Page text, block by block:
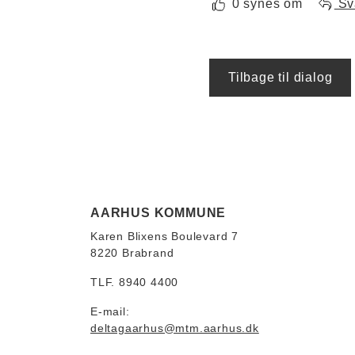
0 synes om
Tilbage til dialog
AARHUS KOMMUNE
Karen Blixens Boulevard 7
8220 Brabrand
TLF. 8940 4400
E-mail:
deltagaarhus@mtm.aarhus.dk